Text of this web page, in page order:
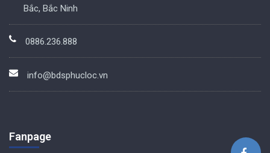
Bắc, Bắc Ninh
0886.236.888
info@bdsphucloc.vn
Fanpage